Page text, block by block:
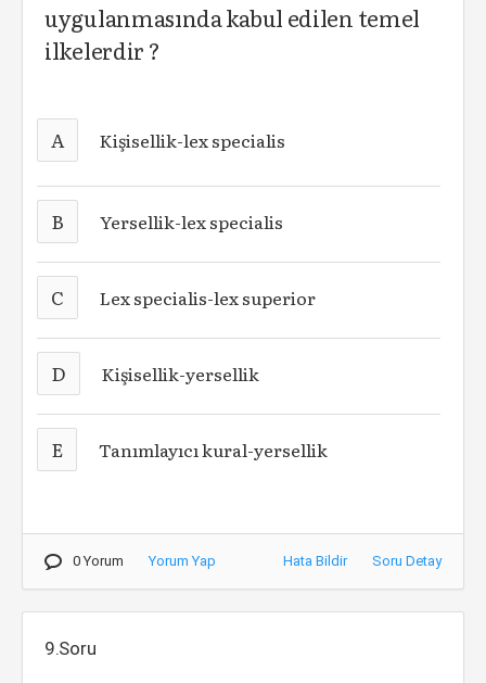
uygulanmasında kabul edilen temel
ilkelerdir ?
A Kişisellik-lex specialis
B Yersellik-lex specialis
C Lex specialis-lex superior
D Kişisellik-yersellik
E Tanımlayıcı kural-yersellik
0 Yorum Yorum Yap Hata Bildir Soru Detay
9.Soru